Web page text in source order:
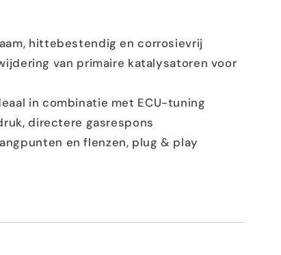
hittebestendig en corrosievrij
van primaire katalysatoren voor
in combinatie met ECU-tuning
directere gasrespons
en flenzen, plug & play